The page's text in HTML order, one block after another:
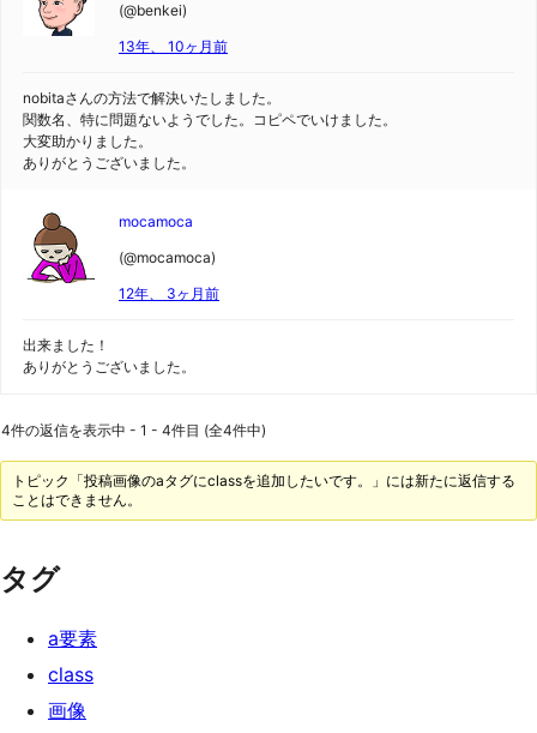
(@benkei)
13年、 10ヶ月前
nobitaさんの方法で解決いたしました。
関数名、特に問題ないようでした。コピペでいけました。
大変助かりました。
ありがとうございました。
mocamoca
(@mocamoca)
12年、 3ヶ月前
出来ました！
ありがとうございました。
4件の返信を表示中 - 1 - 4件目 (全4件中)
トピック「投稿画像のaタグにclassを追加したいです。」には新たに返信する
ことはできません。
タグ
a要素
class
画像